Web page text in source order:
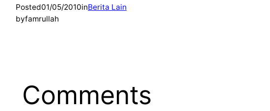
Posted01/05/2010inBerita Lain
byfamrullah
Comments